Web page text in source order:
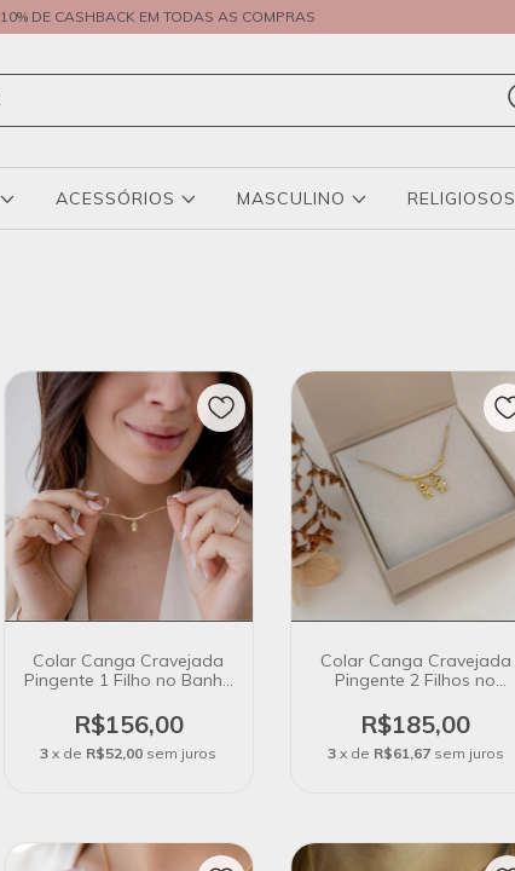
10% DE CASHBACK EM TODAS AS COMPRAS
ACESSÓRIOS MASCULINO RELIGIOSOS
Colar Canga Cravejada
Pingente 1 Filho no Banho
R$156,00
3 x de R$52,00 sem juros
Colar Canga Cravejada
Pingente 2 Filhos no
R$185,00
3 x de R$61,67 sem juros